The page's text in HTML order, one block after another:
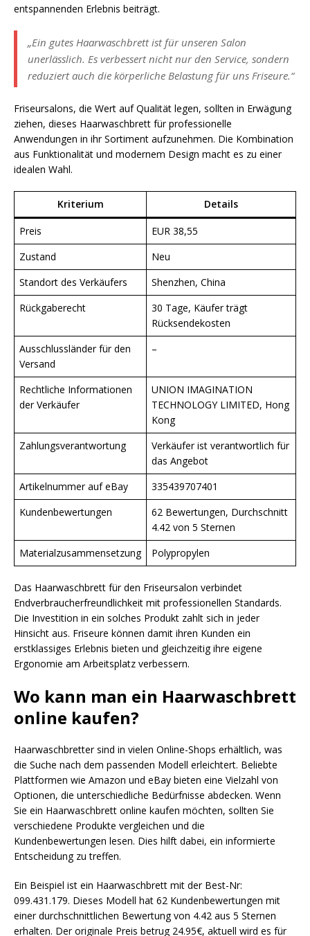
entspannenden Erlebnis beiträgt.
„Ein gutes Haarwaschbrett ist für unseren Salon
unerlässlich. Es verbessert nicht nur den Service, sondern
reduziert auch die körperliche Belastung für uns Friseure.“
Friseursalons, die Wert auf Qualität legen, sollten in Erwägung
ziehen, dieses Haarwaschbrett für professionelle
Anwendungen in ihr Sortiment aufzunehmen. Die Kombination
aus Funktionalität und modernem Design macht es zu einer
idealen Wahl.
Kriterium Details
Preis
EUR 38,55
Zustand
Neu
Standort des Verkäufers
Shenzhen, China
Rückgaberecht
30 Tage, Käufer trägt
Rücksendekosten
Ausschlussländer für den
Versand
–
Rechtliche Informationen
der Verkäufer
UNION IMAGINATION
TECHNOLOGY LIMITED, Hong
Kong
Zahlungsverantwortung
Verkäufer ist verantwortlich für
das Angebot
Artikelnummer auf eBay
335439707401
Kundenbewertungen
62 Bewertungen, Durchschnitt
4.42 von 5 Sternen
Materialzusammensetzung
Polypropylen
Das Haarwaschbrett für den Friseursalon verbindet
Endverbraucherfreundlichkeit mit professionellen Standards.
Die Investition in ein solches Produkt zahlt sich in jeder
Hinsicht aus. Friseure können damit ihren Kunden ein
erstklassiges Erlebnis bieten und gleichzeitig ihre eigene
Ergonomie am Arbeitsplatz verbessern.
Wo kann man ein Haarwaschbrett
online kaufen?
Haarwaschbretter sind in vielen Online-Shops erhältlich, was
die Suche nach dem passenden Modell erleichtert. Beliebte
Plattformen wie Amazon und eBay bieten eine Vielzahl von
Optionen, die unterschiedliche Bedürfnisse abdecken. Wenn
Sie ein Haarwaschbrett online kaufen möchten, sollten Sie
verschiedene Produkte vergleichen und die
Kundenbewertungen lesen. Dies hilft dabei, ein informierte
Entscheidung zu treffen.
Ein Beispiel ist ein Haarwaschbrett mit der Best-Nr:
099.431.179. Dieses Modell hat 62 Kundenbewertungen mit
einer durchschnittlichen Bewertung von 4.42 aus 5 Sternen
erhalten. Der originale Preis betrug 24.95€, aktuell wird es für